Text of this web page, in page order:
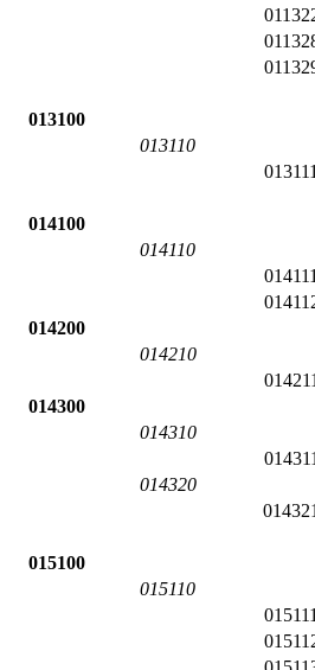
013100
013110
014100
014110
014200
014210
014300
014310
014320
015100
015110